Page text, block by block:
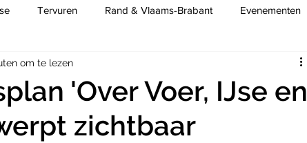
Tervuren Rand & Vlaams-Brabant Evenementen
'Over Voer, IJse en
zichtbaar
om te lezen